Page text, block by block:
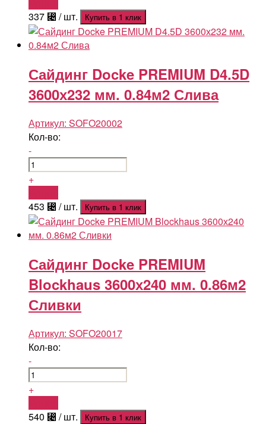
337 ⃄ / шт. Купить в 1 клик
Сайдинг Docke PREMIUM D4.5D
3600х232 мм. 0.84м2 Слива
Артикул: SOFO20002
Кол-во:
-
+
453 ⃄ / шт. Купить в 1 клик
Сайдинг Docke PREMIUM
Blockhaus 3600х240 мм. 0.86м2
Сливки
Артикул: SOFO20017
Кол-во:
-
+
540 ⃄ / шт. Купить в 1 клик